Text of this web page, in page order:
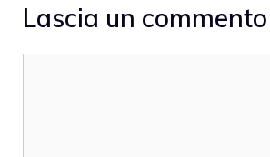
Lascia un commento